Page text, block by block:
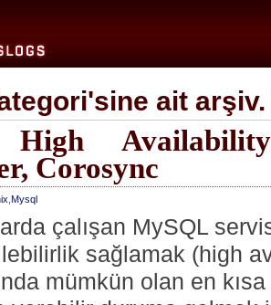
ait arşiv.
High
Corosync
Mysql
çalışan MySQL
sağlamak (high
mümkün olan en